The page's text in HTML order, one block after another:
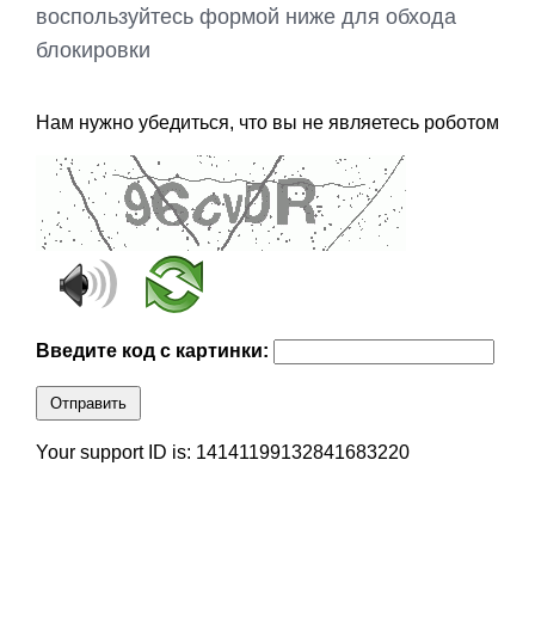
воспользуйтесь формой ниже для обхода
блокировки
Нам нужно убедиться, что вы не являетесь роботом
Введите код с картинки:
Отправить
Your support ID is: 14141199132841683220